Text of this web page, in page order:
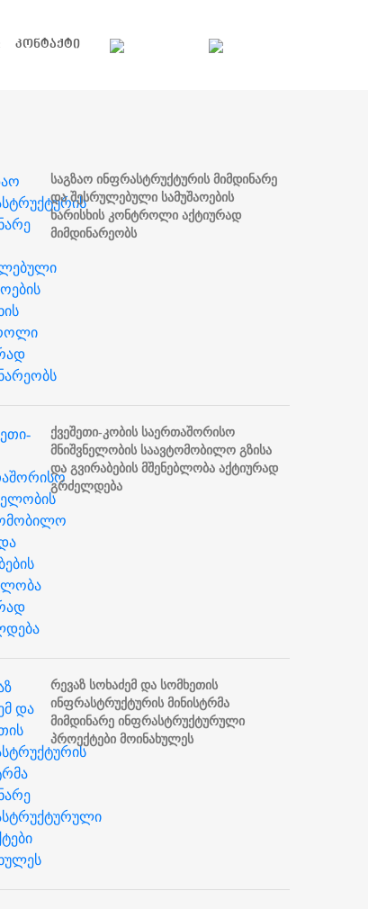
ᲙᲝᲜᲢᲐᲥᲢᲘ
საგზაო ინფრასტრუქტურის მიმდინარე
და შესრულებული სამუშაოების
ხარისხის კონტროლი აქტიურად
მიმდინარეობს
ქვეშეთი-კობის საერთაშორისო
მნიშვნელობის საავტომობილო გზისა
და გვირაბების მშენებლობა აქტიურად
გრძელდება
რევაზ სოხაძემ და სომხეთის
ინფრასტრუქტურის მინისტრმა
მიმდინარე ინფრასტრუქტურული
პროექტები მოინახულეს